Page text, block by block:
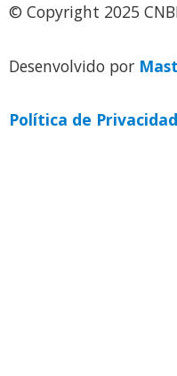
© Copyright 2025
Desenvolvido por
Política de